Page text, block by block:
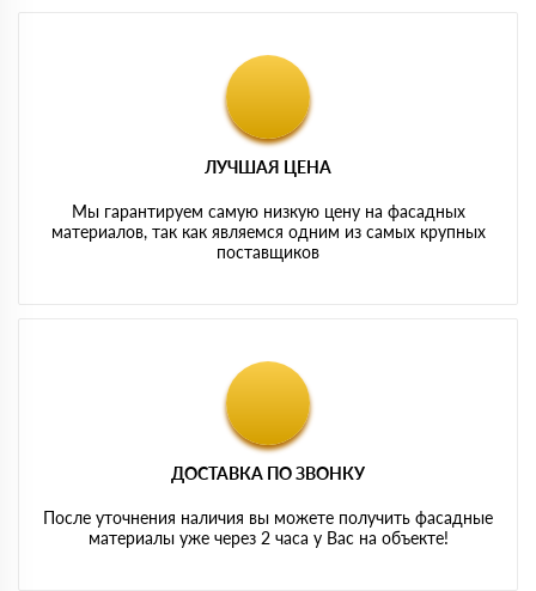
ЛУЧШАЯ ЦЕНА
Мы гарантируем самую низкую цену на фасадных
материалов, так как являемся одним из самых крупных
поставщиков
ДОСТАВКА ПО ЗВОНКУ
После уточнения наличия вы можете получить фасадные
материалы уже через 2 часа у Вас на объекте!